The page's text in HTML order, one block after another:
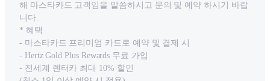
해 마스타카드 고객임을 말씀하시고 문의 및 예약 하시기 바랍
니다.
* 혜택
- 마스타카드 프리미엄 카드로 예약 및 결제 시
- Hertz Gold Plus Rewards 무료 가입
- 전세계 렌터카 최대 10% 할인